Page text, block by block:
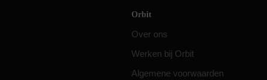
Orbit
Over ons
Werken bij Orbit
Algemene voorwaarden